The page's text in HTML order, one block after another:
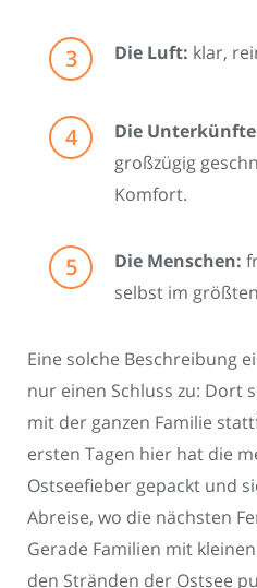
Die Luft: klar,
Die
großzügig
Komfort.
Die Menschen:
selbst im
Eine solche Beschreibung
nur einen Schluss zu: Dort
mit der ganzen Familie
ersten Tagen hier hat die
Ostseefieber gepackt und
Abreise, wo die nächsten
Gerade Familien mit
den Stränden der Ostsee